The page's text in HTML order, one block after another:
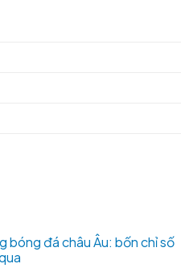
bóng đá châu Âu: bốn chỉ số